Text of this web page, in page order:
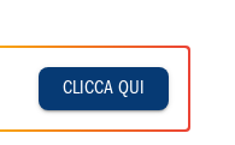
CLICCA QUI